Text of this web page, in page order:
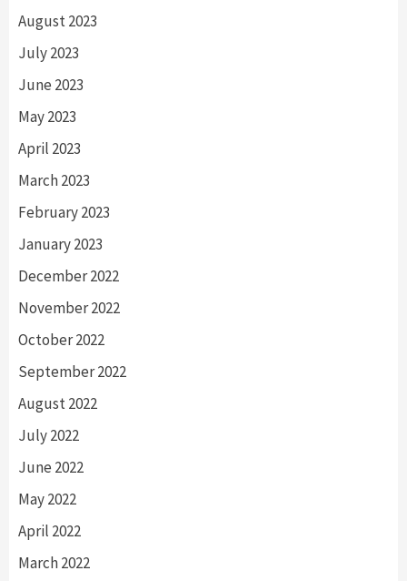
August 2023
July 2023
June 2023
May 2023
April 2023
March 2023
February 2023
January 2023
December 2022
November 2022
October 2022
September 2022
August 2022
July 2022
June 2022
May 2022
April 2022
March 2022